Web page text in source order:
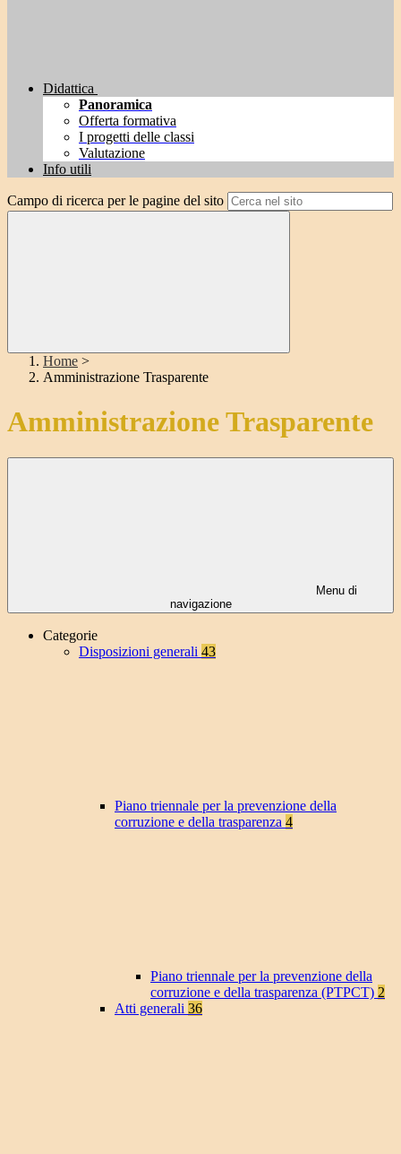
Didattica
Panoramica
Offerta formativa
I progetti delle classi
Valutazione
Info utili
Campo di ricerca per le pagine del sito
Home >
Amministrazione Trasparente
Amministrazione Trasparente
Menu di
navigazione
Categorie
Disposizioni generali 43
Piano triennale per la prevenzione della
corruzione e della trasparenza 4
Piano triennale per la prevenzione della
corruzione e della trasparenza (PTPCT) 2
Atti generali 36